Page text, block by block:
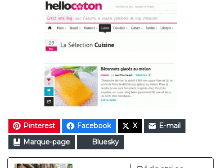
Pinterest Facebook X
E-mail
Marque-page
Bluesky